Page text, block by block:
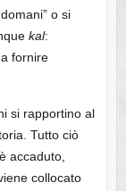
o si
kal:
fornire
si rapportino al
Tutto ciò
accaduto,
collocato